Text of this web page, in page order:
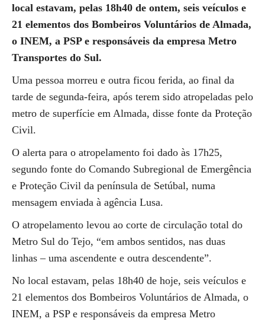
local estavam, pelas 18h40 de ontem, seis veículos e
21 elementos dos Bombeiros Voluntários de Almada,
o INEM, a PSP e responsáveis da empresa Metro
Transportes do Sul.
Uma pessoa morreu e outra ficou ferida, ao final da
tarde de segunda-feira, após terem sido atropeladas pelo
metro de superfície em Almada, disse fonte da Proteção
Civil.
O alerta para o atropelamento foi dado às 17h25,
segundo fonte do Comando Subregional de Emergência
e Proteção Civil da península de Setúbal, numa
mensagem enviada à agência Lusa.
O atropelamento levou ao corte de circulação total do
Metro Sul do Tejo, “em ambos sentidos, nas duas
linhas – uma ascendente e outra descendente”.
No local estavam, pelas 18h40 de hoje, seis veículos e
21 elementos dos Bombeiros Voluntários de Almada, o
INEM, a PSP e responsáveis da empresa Metro